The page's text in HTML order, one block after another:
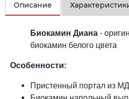
Описание
Биокамин Диана -
биокамин белого цвета
Особенности:
Пристенный портал из